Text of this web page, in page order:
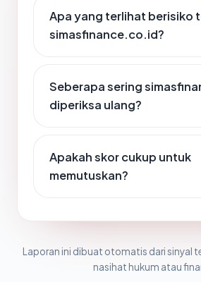
Apa yang terlihat berisiko
simasfinance.co.id?
Seberapa sering
diperiksa ulang?
Apakah skor cukup untuk
memutuskan?
Laporan ini dibuat otomatis dari sinyal
nasihat hukum atau